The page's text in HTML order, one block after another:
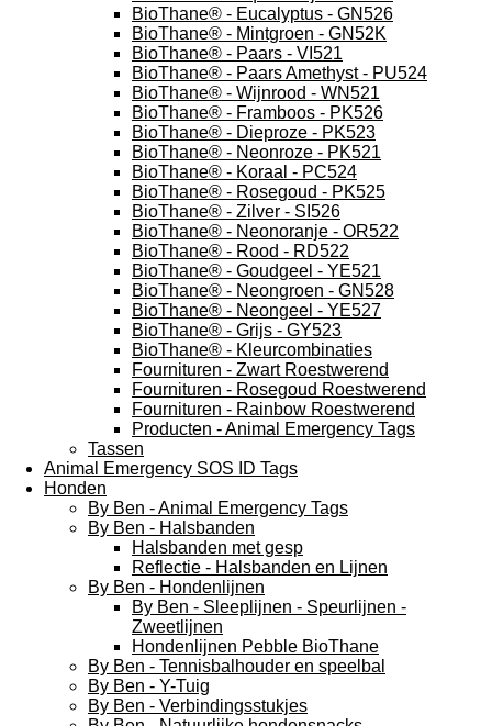
BioThane® - Eucalyptus - GN526
BioThane® - Mintgroen - GN52K
BioThane® - Paars - VI521
BioThane® - Paars Amethyst - PU524
BioThane® - Wijnrood - WN521
BioThane® - Framboos - PK526
BioThane® - Dieproze - PK523
BioThane® - Neonroze - PK521
BioThane® - Koraal - PC524
BioThane® - Rosegoud - PK525
BioThane® - Zilver - SI526
BioThane® - Neonoranje - OR522
BioThane® - Rood - RD522
BioThane® - Goudgeel - YE521
BioThane® - Neongroen - GN528
BioThane® - Neongeel - YE527
BioThane® - Grijs - GY523
BioThane® - Kleurcombinaties
Fournituren - Zwart Roestwerend
Fournituren - Rosegoud Roestwerend
Fournituren - Rainbow Roestwerend
Producten - Animal Emergency Tags
Tassen
Animal Emergency SOS ID Tags
Honden
By Ben - Animal Emergency Tags
By Ben - Halsbanden
Halsbanden met gesp
Reflectie - Halsbanden en Lijnen
By Ben - Hondenlijnen
By Ben - Sleeplijnen - Speurlijnen -
Zweetlijnen
Hondenlijnen Pebble BioThane
By Ben - Tennisbalhouder en speelbal
By Ben - Y-Tuig
By Ben - Verbindingsstukjes